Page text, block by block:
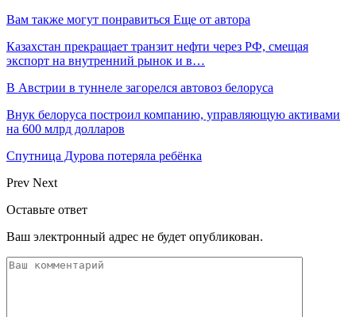
Вам также могут понравиться Еще от автора
Казахстан прекращает транзит нефти через РФ, смещая
экспорт на внутренний рынок и в…
В Австрии в туннеле загорелся автовоз белоруса
Внук белоруса построил компанию, управляющую активами
на 600 млрд долларов
Спутница Дурова потеряла ребёнка
Prev Next
Оставьте ответ
Ваш электронный адрес не будет опубликован.